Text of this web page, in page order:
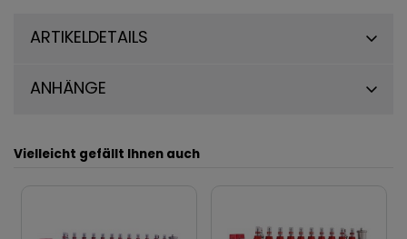
ARTIKELDETAILS
ANHÄNGE
Vielleicht gefällt Ihnen auch